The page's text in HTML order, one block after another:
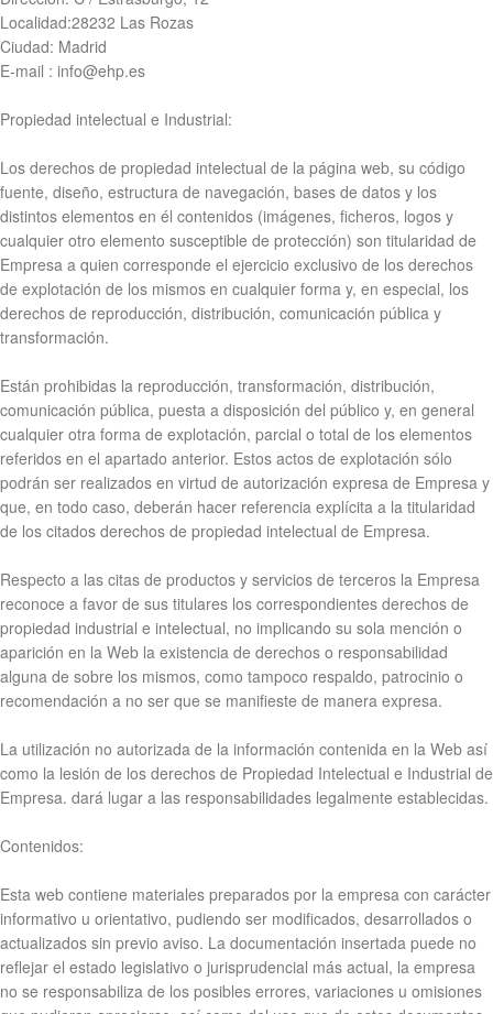
Localidad:28232 Las Rozas
Ciudad: Madrid
E-mail : info@ehp.es
Propiedad intelectual e Industrial:
Los derechos de propiedad intelectual de la página web, su código
fuente, diseño, estructura de navegación, bases de datos y los
distintos elementos en él contenidos (imágenes, ficheros, logos y
cualquier otro elemento susceptible de protección) son titularidad de
Empresa a quien corresponde el ejercicio exclusivo de los derechos
de explotación de los mismos en cualquier forma y, en especial, los
derechos de reproducción, distribución, comunicación pública y
transformación.
Están prohibidas la reproducción, transformación, distribución,
comunicación pública, puesta a disposición del público y, en general
cualquier otra forma de explotación, parcial o total de los elementos
referidos en el apartado anterior. Estos actos de explotación sólo
podrán ser realizados en virtud de autorización expresa de Empresa y
que, en todo caso, deberán hacer referencia explícita a la titularidad
de los citados derechos de propiedad intelectual de Empresa.
Respecto a las citas de productos y servicios de terceros la Empresa
reconoce a favor de sus titulares los correspondientes derechos de
propiedad industrial e intelectual, no implicando su sola mención o
aparición en la Web la existencia de derechos o responsabilidad
alguna de sobre los mismos, como tampoco respaldo, patrocinio o
recomendación a no ser que se manifieste de manera expresa.
La utilización no autorizada de la información contenida en la Web así
como la lesión de los derechos de Propiedad Intelectual e Industrial de
Empresa. dará lugar a las responsabilidades legalmente establecidas.
Contenidos:
Esta web contiene materiales preparados por la empresa con carácter
informativo u orientativo, pudiendo ser modificados, desarrollados o
actualizados sin previo aviso. La documentación insertada puede no
reflejar el estado legislativo o jurisprudencial más actual, la empresa
no se responsabiliza de los posibles errores, variaciones u omisiones